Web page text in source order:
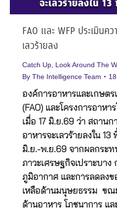
FAO และ WFP ประเมินค
เลวร้ายลง
Catch Up Look Around The
By The Intelligence Team
องค์การอาหารและเกษต
(FAO) และโครงการอาหา
เมื่อ 17 มิ.ย.69 ว่า สถาน
อาหารจะเลวร้ายลงใน 13
มิ.ย.-พ.ย.69 จากผลกระ
ภาวะเศรษฐกิจเปราะบาง
ภูมิอากาศ และการลดลง
เหลือด้านมนุษยธรรม ขณ
ด้านอาหาร โภชนาการ แ